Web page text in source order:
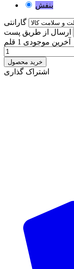
بنفش
گارانتی
ارسال از طریق پست
آخرین موجودی 1 قلم
خرید محصول
اشتراک گذاری